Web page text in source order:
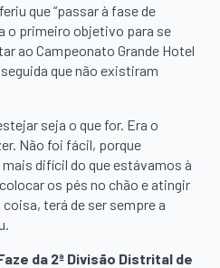
que “passar à fase de
o primeiro objetivo para se
ao Campeonato Grande Hotel
que não existiram
seja o que for. Era o
Não foi fácil, porque
difícil do que estávamos à
os pés no chão e atingir
terá de ser sempre a
da 2ª Divisão Distrital de